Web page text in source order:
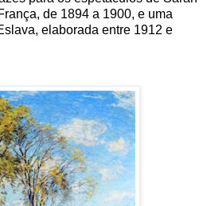
de 1894 a 1900, e uma
elaborada entre 1912 e